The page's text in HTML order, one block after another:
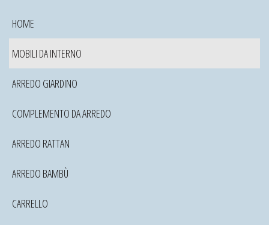
HOME
MOBILI DA INTERNO
ARREDO GIARDINO
COMPLEMENTO DA ARREDO
ARREDO RATTAN
ARREDO BAMBÙ
CARRELLO